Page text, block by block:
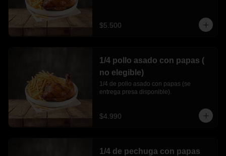
$5.500
1/4 pollo asado con papas (
no elegible)
1/4 de pollo asado con papas (se
entrega presa disponible).
$4.990
1/4 de pechuga con papas